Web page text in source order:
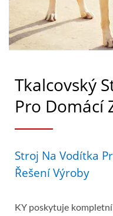
Tkalcovský
Pro Domácí
Stroj Na Vodítka
Řešení Výroby
KY poskytuje